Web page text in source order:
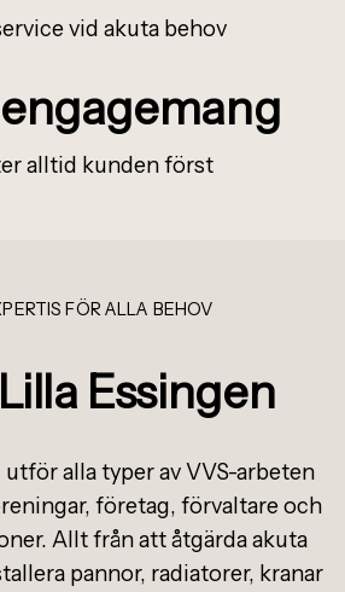
vid akuta behov
alltid kunden först
FÖR ALLA BEHOV
Essingen
alla typer av VVS-arbeten
företag, förvaltare och
Allt från att åtgärda akuta
pannor, radiatorer, kranar